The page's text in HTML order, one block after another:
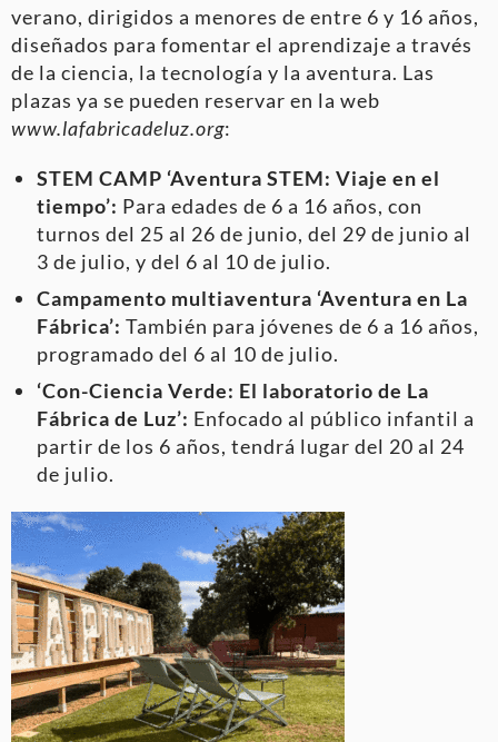
verano, dirigidos a menores de entre 6 y 16 años,
diseñados para fomentar el aprendizaje a través
de la ciencia, la tecnología y la aventura. Las
plazas ya se pueden reservar en la web
www.lafabricadeluz.org:
STEM CAMP ‘Aventura STEM: Viaje en el
tiempo’: Para edades de 6 a 16 años, con
turnos del 25 al 26 de junio, del 29 de junio al
3 de julio, y del 6 al 10 de julio.
Campamento multiaventura ‘Aventura en La
Fábrica’: También para jóvenes de 6 a 16 años,
programado del 6 al 10 de julio.
‘Con-Ciencia Verde: El laboratorio de La
Fábrica de Luz’: Enfocado al público infantil a
partir de los 6 años, tendrá lugar del 20 al 24
de julio.